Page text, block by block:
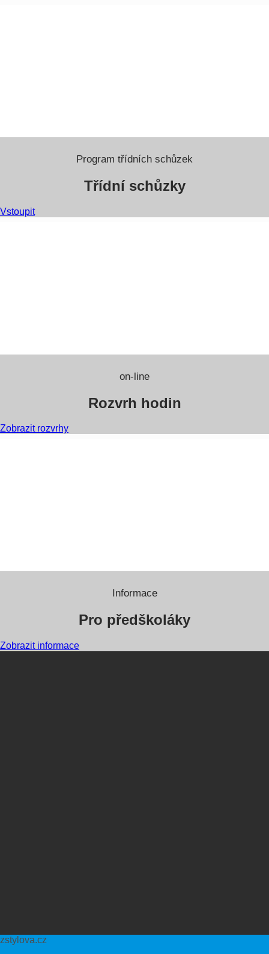
Program třídních schůzek
Třídní schůzky
Vstoupit
on-line
Rozvrh hodin
Zobrazit rozvrhy
Informace
Pro předškoláky
Zobrazit informace
zstylova.cz